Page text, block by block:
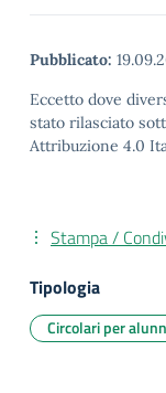
Pubblicato:
Eccetto dove
stato rilasciato
Attribuzione 4.0
Stampa /
Tipologia
Circolari per